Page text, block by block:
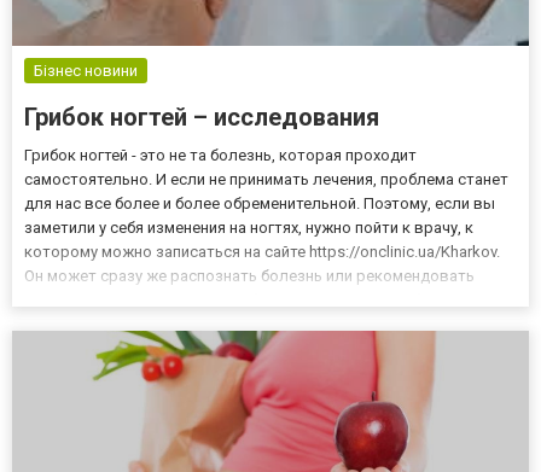
Бізнес новини
Грибок ногтей – исследования
Грибок ногтей - это не та болезнь, которая проходит
самостоятельно. И если не принимать лечения, проблема станет
для нас все более и более обременительной. Поэтому, если вы
заметили у себя изменения на ногтях, нужно пойти к врачу, к
которому можно записаться на сайте https://onclinic.ua/Kharkov.
Он может сразу же распознать болезнь или рекомендовать